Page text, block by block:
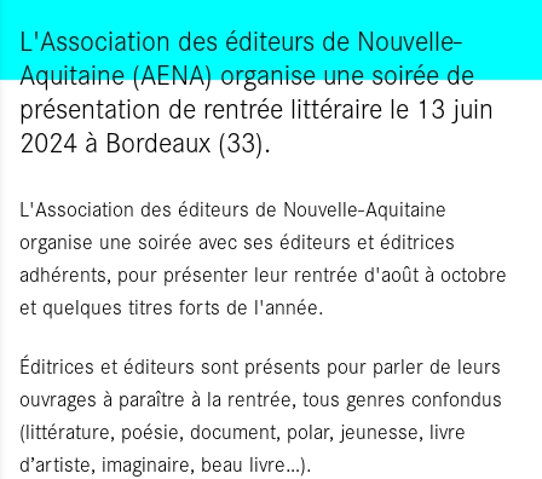
L'Association des éditeurs de Nouvelle-
Aquitaine (AENA) organise une soirée de
présentation de rentrée littéraire le 13 juin
2024 à Bordeaux (33).
L'Association des éditeurs de Nouvelle-Aquitaine
organise une soirée avec ses éditeurs et éditrices
adhérents, pour présenter leur rentrée d'août à octobre
et quelques titres forts de l'année.
Éditrices et éditeurs sont présents pour parler de leurs
ouvrages à paraître à la rentrée, tous genres confondus
(littérature, poésie, document, polar, jeunesse, livre
d’artiste, imaginaire, beau livre…).